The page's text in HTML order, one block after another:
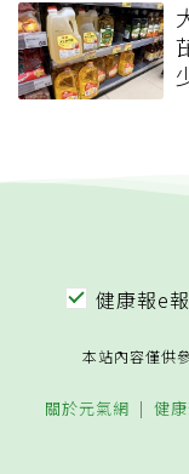
健康報e報
本站內容僅供
關於元氣網 健